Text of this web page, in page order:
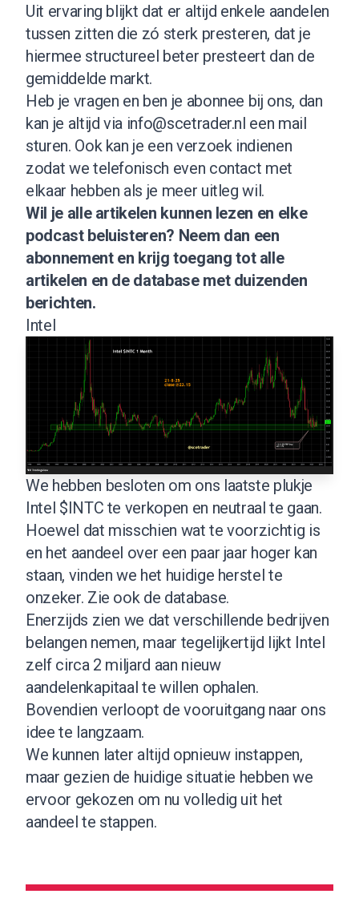
Uit ervaring blijkt dat er altijd enkele aandelen
tussen zitten die zó sterk presteren, dat je
hiermee structureel beter presteert dan de
gemiddelde markt.
Heb je vragen en ben je abonnee bij ons, dan
kan je altijd via info@scetrader.nl een mail
sturen. Ook kan je een verzoek indienen
zodat we telefonisch even contact met
elkaar hebben als je meer uitleg wil.
Wil je alle artikelen kunnen lezen en elke
podcast beluisteren? Neem dan een
abonnementen krijg toegang tot alle
artikelen en de database met duizenden
berichten.
Intel
We hebben besloten om ons laatste plukje
Intel $INTC te verkopen en neutraal te gaan.
Hoewel dat misschien wat te voorzichtig is
en het aandeel over een paar jaar hoger kan
staan, vinden we het huidige herstel te
onzeker. Zie ook de database.
Enerzijds zien we dat verschillende bedrijven
belangen nemen, maar tegelijkertijd lijkt Intel
zelf circa 2 miljard aan nieuw
aandelenkapitaal te willen ophalen.
Bovendien verloopt de vooruitgang naar ons
idee te langzaam.
We kunnen later altijd opnieuw instappen,
maar gezien de huidige situatie hebben we
ervoor gekozen om nu volledig uit het
aandeel te stappen.